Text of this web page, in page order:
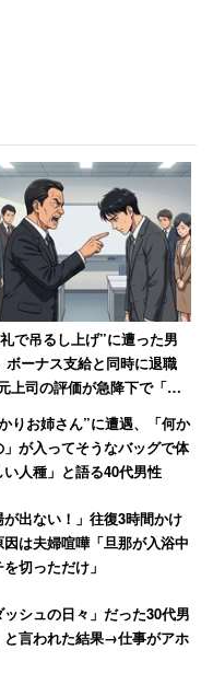
で吊るし上げ”に遭った男
ボーナス支給と同時に退職
上司の評価が急降下で「ザ
ミロと思いました」
りお姉さん”に遭遇、「何か
が入ってそうなバッグで体
人種」と語る40代男性
出ない！」往復3時間かけ
は夫婦喧嘩「旦那が入浴中
切っただけ」
シュの日々」だった30代男
と言われた結果→仕事がアホ